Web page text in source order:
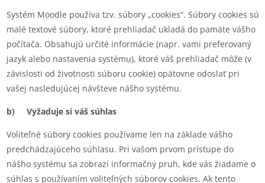
Systém Moodle používa tzv. súbory „cookies“. Súbory cookies sú
malé textové súbory, ktoré prehliadač ukladá do pamäte vášho
počítača. Obsahujú určité informácie (napr. vami preferovaný
jazyk alebo nastavenia systému), ktoré váš prehliadač môže (v
závislosti od životnosti súboru cookie) opätovne odoslať pri
vašej nasledujúcej návšteve nášho systému.
b) Vyžaduje si váš súhlas
Voliteľné súbory cookies používame len na základe vášho
predchádzajúceho súhlasu. Pri vašom prvom prístupe do
nášho systému sa zobrazí informačný pruh, kde vás žiadame o
súhlas s používaním voliteľných súborov cookies. Ak tento